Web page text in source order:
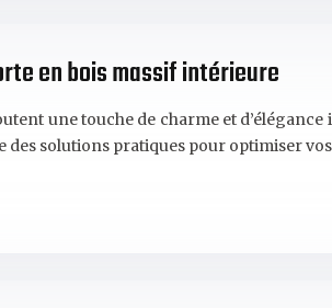
en bois massif intérieure
une touche de charme et
des solutions pratiques pour optimiser